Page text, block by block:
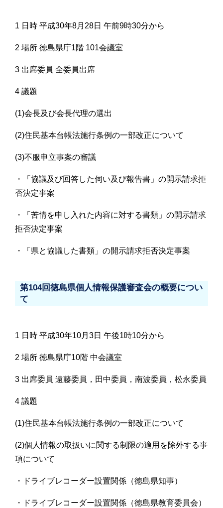
1 日時 平成30年8月28日 午前9時30分から
2 場所 徳島県庁1階 101会議室
3 出席委員 全委員出席
4 議題
(1)会長及び会長代理の選出
(2)住民基本台帳法施行条例の一部改正について
(3)不服申立事案の審議
・「協議及び回答した伺い及び報告書」の開示請求拒
否決定事案
・「苦情を申し入れた内容に対する書類」の開示請求
拒否決定事案
・「県と協議した書類」の開示請求拒否決定事案
第104回徳島県個人情報保護審査会の概要につい
て
1 日時 平成30年10月3日 午後1時10分から
2 場所 徳島県庁10階 中会議室
3 出席委員 遠藤委員，田中委員，南波委員，松永委員
4 議題
(1)住民基本台帳法施行条例の一部改正について
(2)個人情報の取扱いに関する制限の適用を除外する事
項について
・ドライブレコーダー設置関係（徳島県知事）
・ドライブレコーダー設置関係（徳島県教育委員会）